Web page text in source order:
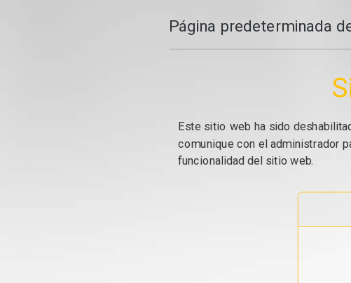
Página predeterminada
Este sitio web ha sido
comunique con el administrador
funcionalidad del sitio web.